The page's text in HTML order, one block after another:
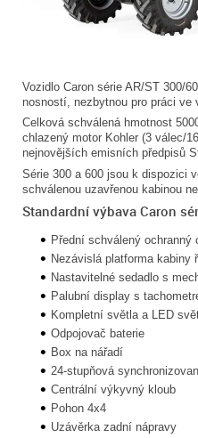
Vozidlo Caron série AR/ST 300/
nosností, nezbytnou pro práci
Celková schválená hmotnost
chlazený motor Kohler (3 válec/
nejnovějších emisních předpisů
Série 300 a 600 jsou k dispozici
schválenou uzavřenou kabinou
Standardní výbava Caron
Přední schválený ochranný
Nezávislá platforma kabiny
Nastavitelné sedadlo s
Palubní display s
Kompletní světla a LED
Odpojovač baterie
Box na nářadí
24-stupňová
Centrální výkyvný kloub
Pohon 4x4
Uzávěrka zadní nápravy